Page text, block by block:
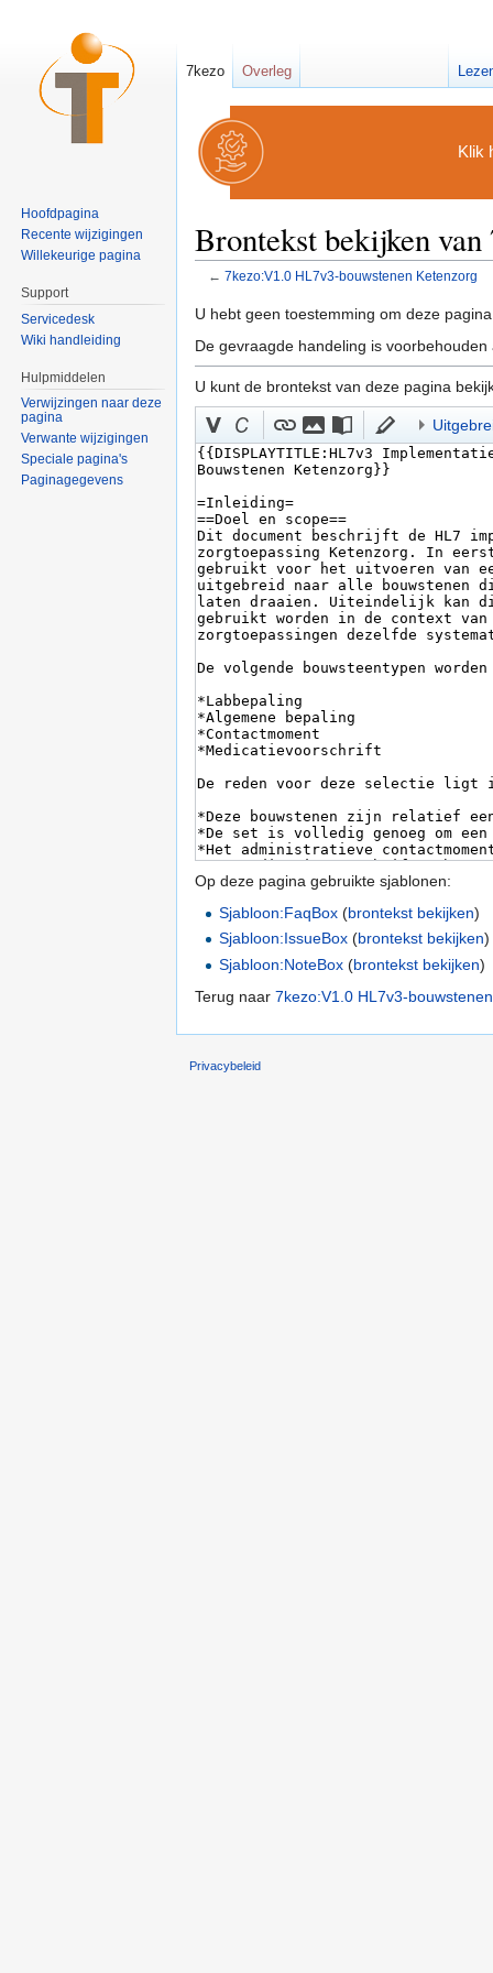
Klik
Brontekst bekijken
← 7kezo:V1.0 HL7v3-bouwstenen Ketenzorg
U hebt geen toestemming om deze
De gevraagde handeling is
U kunt de brontekst van deze pagina
Op deze pagina gebruikte sjablonen:
Sjabloon:FaqBox (brontekst bekijken)
Sjabloon:IssueBox (brontekst bekijken)
Sjabloon:NoteBox (brontekst bekijken)
Terug naar 7kezo:V1.0 HL7v3-
7kezo Overleg
Hoofdpagina
Recente wijzigingen
Willekeurige pagina
Support
Servicedesk
Wiki handleiding
Hulpmiddelen
Verwijzingen naar deze
pagina
Verwante wijzigingen
Speciale pagina's
Paginagegevens
Privacybeleid